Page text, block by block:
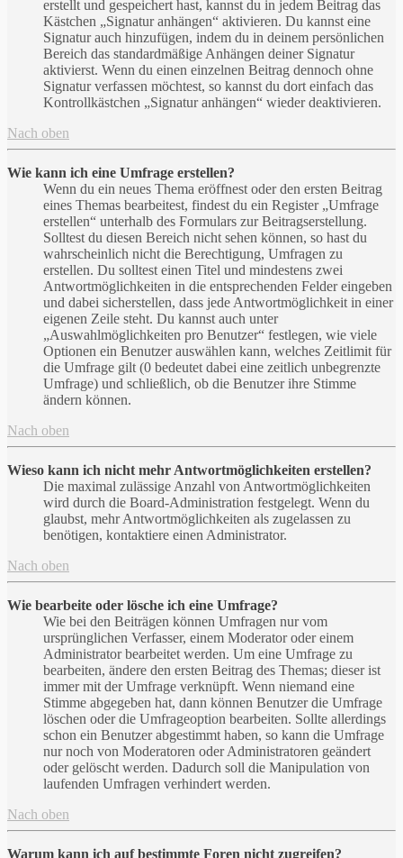
erstellt und gespeichert hast, kannst du in jedem Beitrag das
Kästchen „Signatur anhängen“ aktivieren. Du kannst eine
Signatur auch hinzufügen, indem du in deinem persönlichen
Bereich das standardmäßige Anhängen deiner Signatur
aktivierst. Wenn du einen einzelnen Beitrag dennoch ohne
Signatur verfassen möchtest, so kannst du dort einfach das
Kontrollkästchen „Signatur anhängen“ wieder deaktivieren.
Nach oben
Wie kann ich eine Umfrage erstellen?
Wenn du ein neues Thema eröffnest oder den ersten Beitrag
eines Themas bearbeitest, findest du ein Register „Umfrage
erstellen“ unterhalb des Formulars zur Beitragserstellung.
Solltest du diesen Bereich nicht sehen können, so hast du
wahrscheinlich nicht die Berechtigung, Umfragen zu
erstellen. Du solltest einen Titel und mindestens zwei
Antwortmöglichkeiten in die entsprechenden Felder eingeben
und dabei sicherstellen, dass jede Antwortmöglichkeit in einer
eigenen Zeile steht. Du kannst auch unter
„Auswahlmöglichkeiten pro Benutzer“ festlegen, wie viele
Optionen ein Benutzer auswählen kann, welches Zeitlimit für
die Umfrage gilt (0 bedeutet dabei eine zeitlich unbegrenzte
Umfrage) und schließlich, ob die Benutzer ihre Stimme
ändern können.
Nach oben
Wieso kann ich nicht mehr Antwortmöglichkeiten erstellen?
Die maximal zulässige Anzahl von Antwortmöglichkeiten
wird durch die Board-Administration festgelegt. Wenn du
glaubst, mehr Antwortmöglichkeiten als zugelassen zu
benötigen, kontaktiere einen Administrator.
Nach oben
Wie bearbeite oder lösche ich eine Umfrage?
Wie bei den Beiträgen können Umfragen nur vom
ursprünglichen Verfasser, einem Moderator oder einem
Administrator bearbeitet werden. Um eine Umfrage zu
bearbeiten, ändere den ersten Beitrag des Themas; dieser ist
immer mit der Umfrage verknüpft. Wenn niemand eine
Stimme abgegeben hat, dann können Benutzer die Umfrage
löschen oder die Umfrageoption bearbeiten. Sollte allerdings
schon ein Benutzer abgestimmt haben, so kann die Umfrage
nur noch von Moderatoren oder Administratoren geändert
oder gelöscht werden. Dadurch soll die Manipulation von
laufenden Umfragen verhindert werden.
Nach oben
Warum kann ich auf bestimmte Foren nicht zugreifen?